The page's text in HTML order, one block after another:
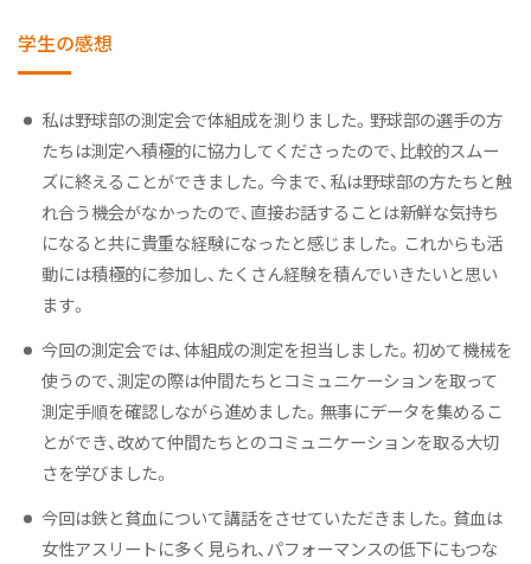
学生の感想
私は野球部の測定会で体組成を測りました。野球部の選手の方
たちは測定へ積極的に協力してくださったので、比較的スムー
ズに終えることができました。今まで、私は野球部の方たちと触
れ合う機会がなかったので、直接お話することは新鮮な気持ち
になると共に貴重な経験になったと感じました。これからも活
動には積極的に参加し、たくさん経験を積んでいきたいと思い
ます。
今回の測定会では、体組成の測定を担当しました。初めて機械を
使うので、測定の際は仲間たちとコミュニケーションを取って
測定手順を確認しながら進めました。無事にデータを集めるこ
とができ、改めて仲間たちとのコミュニケーションを取る大切
さを学びました。
今回は鉄と貧血について講話をさせていただきました。貧血は
女性アスリートに多く見られ、パフォーマンスの低下にもつな